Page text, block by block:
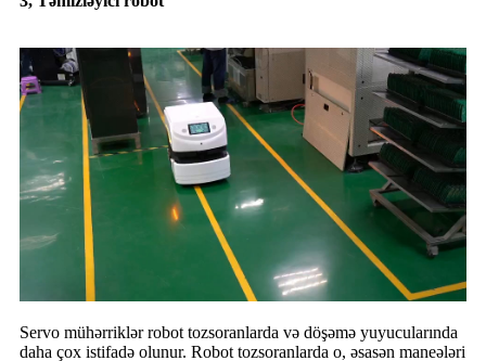
Servo mühərriklər robot tozsoranlarda və döşəmə yuyucularında
daha çox istifadə olunur. Robot tozsoranlarda o, əsasən maneələri